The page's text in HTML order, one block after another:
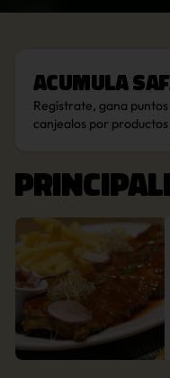
Acumula
Regístrate, gana
canjealos por productos